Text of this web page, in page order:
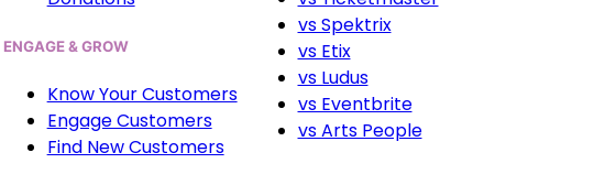
ENGAGE & GROW
Know Your Customers
Engage Customers
Find New Customers
vs Spektrix
vs Etix
vs Ludus
vs Eventbrite
vs Arts People